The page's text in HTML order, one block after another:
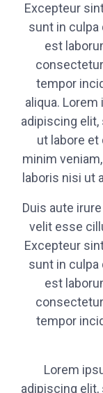
Excepteur
sunt in culpa
est
tempor
aliqua.
adipiscing
ut labore et
minim
laboris nisi ut
Duis aute
velit esse
Excepteur
sunt in culpa
est
tempor
Lorem
adipiscing